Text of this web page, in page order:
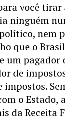
você tirar
ninguém
nem
que o
um pagador
de
o Estado,
da Receita